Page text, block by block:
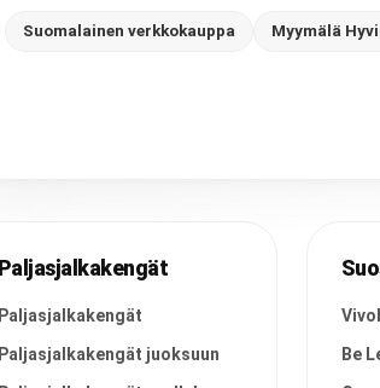
Suomalainen verkkokauppa Myymälä
Paljasjalkakengät
Paljasjalkakengät
Paljasjalkakengät juoksuun
Be